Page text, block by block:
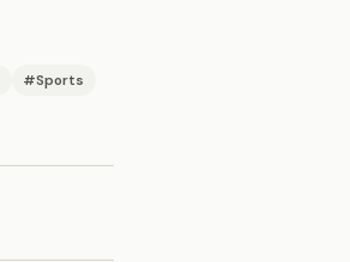
#Sports